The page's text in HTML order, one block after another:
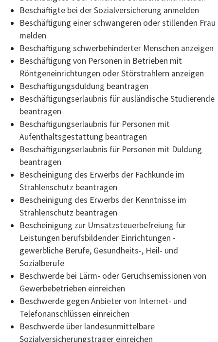
Beschäftigte bei der Sozialversicherung anmelden
Beschäftigung einer schwangeren oder stillenden Frau
melden
Beschäftigung schwerbehinderter Menschen anzeigen
Beschäftigung von Personen in Betrieben mit
Röntgeneinrichtungen oder Störstrahlern anzeigen
Beschäftigungsduldung beantragen
Beschäftigungserlaubnis für ausländische Studierende
beantragen
Beschäftigungserlaubnis für Personen mit
Aufenthaltsgestattung beantragen
Beschäftigungserlaubnis für Personen mit Duldung
beantragen
Bescheinigung des Erwerbs der Fachkunde im
Strahlenschutz beantragen
Bescheinigung des Erwerbs der Kenntnisse im
Strahlenschutz beantragen
Bescheinigung zur Umsatzsteuerbefreiung für
Leistungen berufsbildender Einrichtungen -
gewerbliche Berufe, Gesundheits-, Heil- und
Sozialberufe
Beschwerde bei Lärm- oder Geruchsemissionen von
Gewerbebetrieben einreichen
Beschwerde gegen Anbieter von Internet- und
Telefonanschlüssen einreichen
Beschwerde über landesunmittelbare
Sozialversicherungsträger einreichen